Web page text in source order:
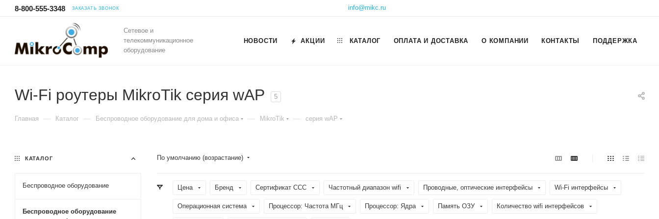
8-800-555-3348 ЗАКАЗАТЬ ЗВОНОК info@mikc.ru
Сетевое и
телекоммуникационное
оборудование
НОВОСТИ АКЦИИ КАТАЛОГ ОПЛАТА И ДОСТАВКА О КОМПАНИИ КОНТАКТЫ ПОДДЕРЖКА
Wi-Fi роутеры MikroTik серия wAP 5
Главная — Каталог — Беспроводное оборудование для дома и офиса — MikroTik — серия wAP
По умолчанию (возрастание)
Цена Бренд Сертификат ССС Частотный диапазон wifi Проводные, оптические интерфейсы Wi-Fi интерфейсы
Операционная система Процессор: Частота МГц Процессор: Ядра Память ОЗУ Количество wifi интерфейсов
КАТАЛОГ
Беспроводное оборудование
Беспроводное оборудование